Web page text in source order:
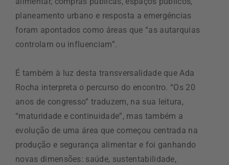
planeamento urbano e resposta a emergências
foram apontados como áreas que “as autarquias
controlam ou influenciam”.
É também à luz desta transversalidade que Ada
Rocha interpreta o percurso do encontro. “Os 20
anos de congresso” traduzem, na sua leitura,
“maturidade e continuidade”, mas também a
evolução de uma área que começou centrada na
produção e segurança alimentar e foi ganhando
novas dimensões: saúde, sustentabilidade,